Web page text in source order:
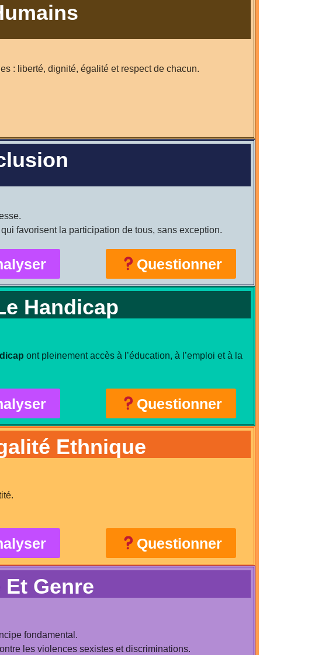
: liberté, dignité, égalité et respect de chacun.
qui favorisent la participation de tous, sans exception.
Questionner
Handicap
ont pleinement accès à l’éducation, à l’emploi et à la
Questionner
Ethnique
Questionner
Genre
fondamental.
les violences sexistes et discriminations.